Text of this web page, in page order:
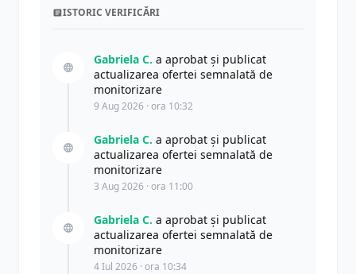
ISTORIC VERIFICĂRI
Gabriela C. a aprobat și publicat
actualizarea ofertei semnalată de
monitorizare
9 Aug 2026 · ora 10:32
Gabriela C. a aprobat și publicat
actualizarea ofertei semnalată de
monitorizare
3 Aug 2026 · ora 11:00
Gabriela C. a aprobat și publicat
actualizarea ofertei semnalată de
monitorizare
4 Iul 2026 · ora 10:34